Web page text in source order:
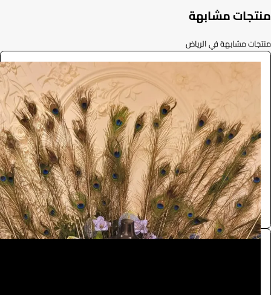
منتجات مشابهة
منتجات مشابهة في الرياض
ركن ترحيبي
الفعاليات والحفلات
2200
/ اليوم
الرياض
تنسيقات مناسبات
0.0 (0)